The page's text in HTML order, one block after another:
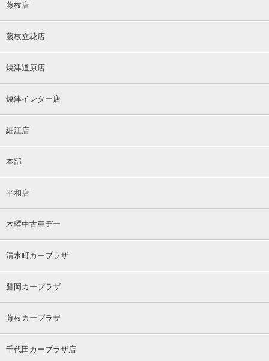
藤枝店
藤枝立花店
焼津道原店
焼津インター店
細江店
本部
平和店
木曜中古車デー
清水町カープラザ
鷹岡カープラザ
藤枝カープラザ
千代田カープラザ店